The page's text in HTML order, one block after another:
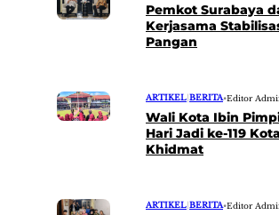
Pemkot Surabaya
Kerjasama
Pangan
ARTIKEL|BERITA•Editor
Wali Kota Ibin
Hari Jadi ke-119
Khidmat
ARTIKEL|BERITA•Editor